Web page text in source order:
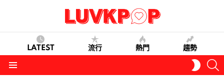
LATEST 流行 熱門 趨勢
SKIN